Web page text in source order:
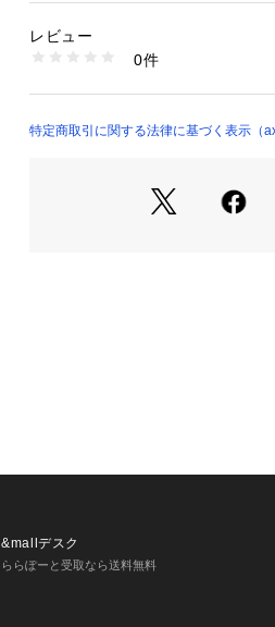
せてもガラッと雰囲気が変わり、
象を与えてくれますよ。
ボトムはゆったり感のあるスカー
商品番号：
KM41X07 （ショップ）
レビュー
0件
特定商取引に関する法律に基づく表示（
&mallデスク
ららぽーと受取なら送料無料